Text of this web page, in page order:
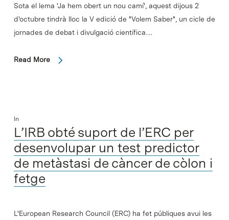
Sota el lema 'Ja hem obert un nou camí', aquest dijous 2
d'octubre tindrà lloc la V edició de "Volem Saber", un cicle de
jornades de debat i divulgació científica…
Read More
In
L’IRB obté suport de l’ERC per
desenvolupar un test predictor
de metàstasi de càncer de còlon i
fetge
L'European Research Council (ERC) ha fet públiques avui les